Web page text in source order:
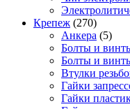
Крепеж (270)
Анкера (5)
Болты и
Болты и
Втулки
Гайки
Гайки